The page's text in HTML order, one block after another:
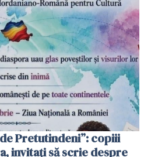
Pretutindeni”: copiii
invitați să scrie despre